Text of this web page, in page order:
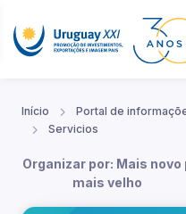
Início Portal de
Servicios
Organizar por: Mais novo
mais velho